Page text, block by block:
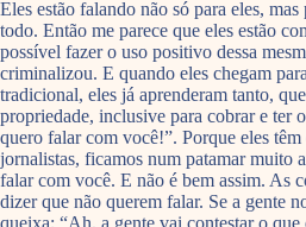
Eles estão falando não só para eles,
todo. Então me parece que eles estão
possível fazer o uso positivo dessa
criminalizou. E quando eles chegam
tradicional, eles já aprenderam tanto,
propriedade, inclusive para cobrar e ter
quero falar com você!”. Porque eles
jornalistas, ficamos num patamar muito
falar com você. E não é bem assim. As
dizer que não querem falar. Se a gente
queixa: “Ah, a gente vai contestar o